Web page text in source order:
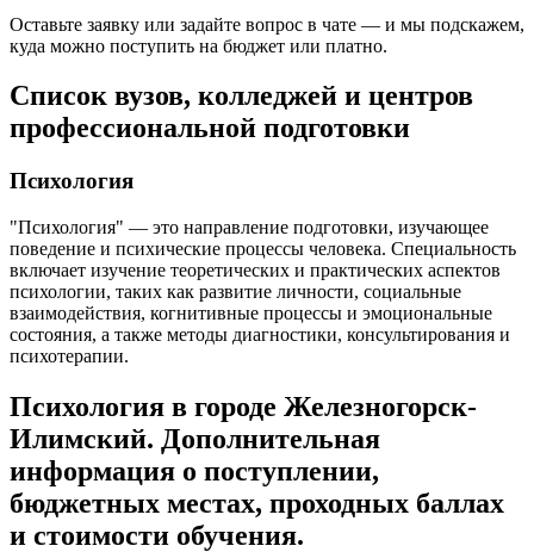
Оставьте заявку или задайте вопрос в чате — и мы подскажем,
куда можно поступить на бюджет или платно.
Список вузов, колледжей и центров
профессиональной подготовки
Психология
"Психология" — это направление подготовки, изучающее
поведение и психические процессы человека. Специальность
включает изучение теоретических и практических аспектов
психологии, таких как развитие личности, социальные
взаимодействия, когнитивные процессы и эмоциональные
состояния, а также методы диагностики, консультирования и
психотерапии.
Психология в городе Железногорск-
Илимский. Дополнительная
информация о поступлении,
бюджетных местах, проходных баллах
и стоимости обучения.